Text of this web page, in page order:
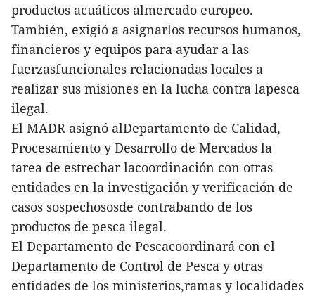
productos acuáticos almercado europeo.
También, exigió a asignarlos recursos humanos,
financieros y equipos para ayudar a las
fuerzasfuncionales relacionadas locales a
realizar sus misiones en la lucha contra lapesca
ilegal.
El MADR asignó alDepartamento de Calidad,
Procesamiento y Desarrollo de Mercados la
tarea de estrechar lacoordinación con otras
entidades en la investigación y verificación de
casos sospechososde contrabando de los
productos de pesca ilegal.
El Departamento de Pescacoordinará con el
Departamento de Control de Pesca y otras
entidades de los ministerios,ramas y localidades